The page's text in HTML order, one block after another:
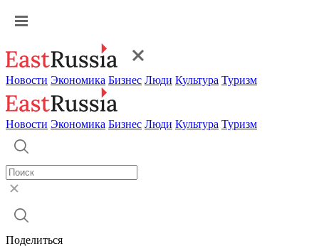
Новости Экономика Бизнес Люди Культура Туризм
Новости Экономика Бизнес Люди Культура Туризм
Поделиться